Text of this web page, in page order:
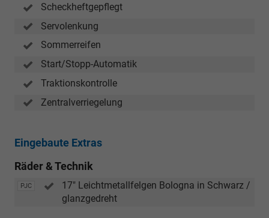
Scheckheftgepflegt
Servolenkung
Sommerreifen
Start/Stopp-Automatik
Traktionskontrolle
Zentralverriegelung
Eingebaute Extras
Räder & Technik
PJC
17" Leichtmetallfelgen Bologna in Schwarz /
glanzgedreht